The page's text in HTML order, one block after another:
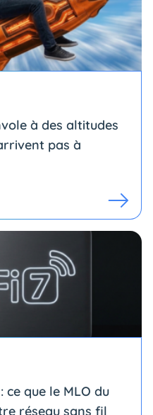
à des altitudes
pas à
que le MLO du
réseau sans fil